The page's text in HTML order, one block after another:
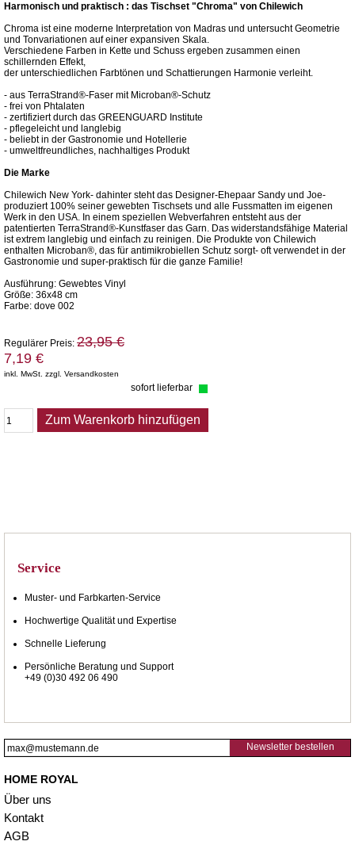
Harmonisch und praktisch : das Tischset "Chroma" von Chilewich
Chroma ist eine moderne Interpretation von Madras und untersucht Geometrie
und Tonvariationen auf einer expansiven Skala.
Verschiedene Farben in Kette und Schuss ergeben zusammen einen
schillernden Effekt,
der unterschiedlichen Farbtönen und Schattierungen Harmonie verleiht.
- aus TerraStrand®-Faser mit Microban®-Schutz
- frei von Phtalaten
- zertifiziert durch das GREENGUARD Institute
- pflegeleicht und langlebig
- beliebt in der Gastronomie und Hotellerie
- umweltfreundliches, nachhaltiges Produkt
Die Marke
Chilewich New York- dahinter steht das Designer-Ehepaar Sandy und Joe-
produziert 100% seiner gewebten Tischsets und alle Fussmatten im eigenen
Werk in den USA. In einem speziellen Webverfahren entsteht aus der
patentierten TerraStrand®-Kunstfaser das Garn. Das widerstandsfähige Material
ist extrem langlebig und einfach zu reinigen. Die Produkte von Chilewich
enthalten Microban®, das für antimikrobiellen Schutz sorgt- oft verwendet in der
Gastronomie und super-praktisch für die ganze Familie!
Ausführung: Gewebtes Vinyl
Größe: 36x48 cm
Farbe: dove 002
Regulärer Preis: 23,95 €
7,19 €
inkl. MwSt. zzgl. Versandkosten
sofort lieferbar
Zum Warenkorb hinzufügen
Service
Muster- und Farbkarten-Service
Hochwertige Qualität und Expertise
Schnelle Lieferung
Persönliche Beratung und Support
+49 (0)30 492 06 490
Newsletter bestellen
HOME ROYAL
Über uns
Kontakt
AGB